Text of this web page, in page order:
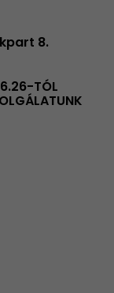
8.
TÓL